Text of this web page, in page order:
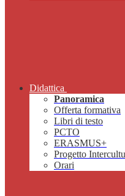
Didattica
Panoramica
Offerta formativa
Libri di testo
PCTO
ERASMUS+
Progetto
Orari